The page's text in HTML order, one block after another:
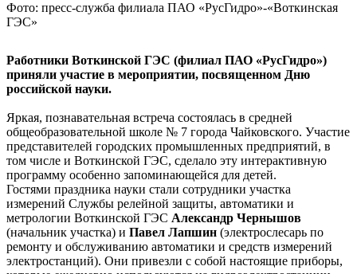
Фото: пресс-служба филиала ПАО «РусГидро»-«Воткинская
ГЭС»
Работники Воткинской ГЭС (филиал ПАО «РусГидро»)
приняли участие в мероприятии, посвященном Дню
российской науки.
Яркая, познавательная встреча состоялась в средней
общеобразовательной школе № 7 города Чайковского. Участие
представителей городских промышленных предприятий, в
том числе и Воткинской ГЭС, сделало эту интерактивную
программу особенно запоминающейся для детей.
Гостями праздника науки стали сотрудники участка
измерений Службы релейной защиты, автоматики и
метрологии Воткинской ГЭС Александр Чернышов
(начальник участка) и Павел Лапшин (электрослесарь по
ремонту и обслуживанию автоматики и средств измерений
электростанций). Они привезли с собой настоящие приборы,